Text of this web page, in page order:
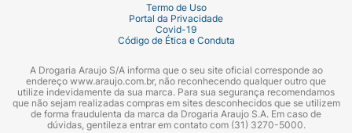
Termo de Uso
Portal da Privacidade
Covid-19
Código de Ética e Conduta
A Drogaria Araujo S/A informa que o seu site oficial corresponde ao
endereço www.araujo.com.br, não reconhecendo qualquer outro que
utilize indevidamente da sua marca. Para sua segurança recomendamos
que não sejam realizadas compras em sites desconhecidos que se utilizem
de forma fraudulenta da marca da Drogaria Araujo S.A. Em caso de
dúvidas, gentileza entrar em contato com (31) 3270-5000.